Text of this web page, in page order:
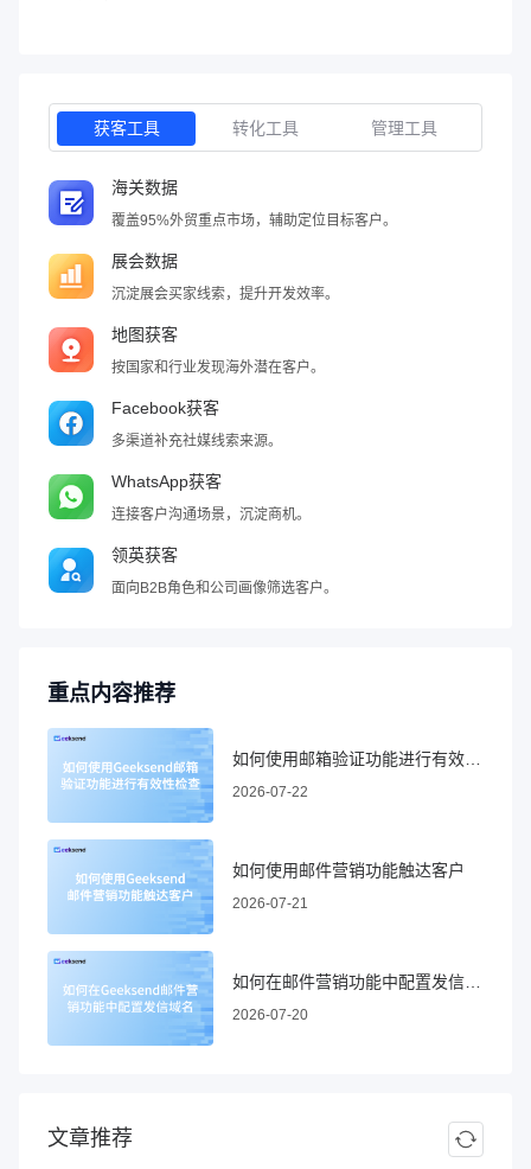
获客工具 转化工具 管理工具
海关数据
覆盖95%外贸重点市场，辅助定位目标客户。
展会数据
沉淀展会买家线索，提升开发效率。
地图获客
按国家和行业发现海外潜在客户。
Facebook获客
多渠道补充社媒线索来源。
WhatsApp获客
连接客户沟通场景，沉淀商机。
领英获客
面向B2B角色和公司画像筛选客户。
重点内容推荐
2026-07-22
如何使用邮件营销功能触达客户
2026-07-21
2026-07-20
文章推荐